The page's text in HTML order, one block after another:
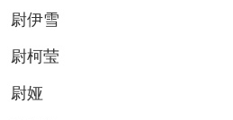
尉伊雪
尉柯莹
尉娅